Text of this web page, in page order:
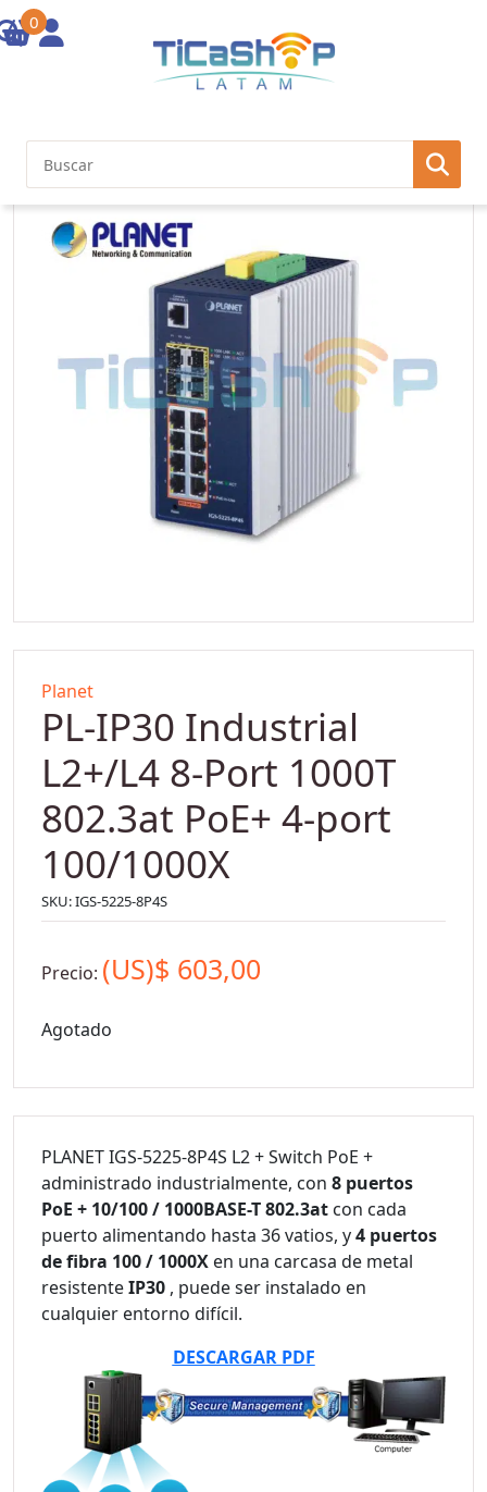
0
1000T 802.3at PoE+ 4-port 100/1000X
Planet
PL-IP30 Industrial
L2+/L4 8-Port 1000T
802.3at PoE+ 4-port
100/1000X
SKU:IGS-5225-8P4S
Precio: (US)$ 603,00
Agotado
PLANET IGS-5225-8P4S L2 + Switch PoE +
administrado industrialmente, con 8 puertos
PoE + 10/100 / 1000BASE-T 802.3at con cada
puerto alimentando hasta 36 vatios, y4 puertos
de fibra 100 / 1000X en una carcasa de metal
resistenteIP30 , puede ser instalado en
cualquier entorno difícil.
DESCARGAR PDF